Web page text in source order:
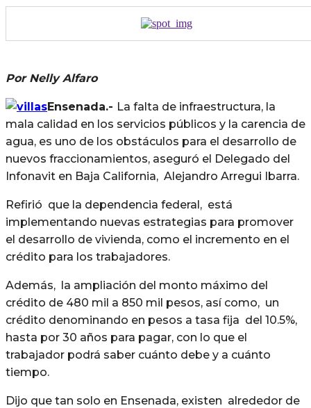
Por Nelly Alfaro
Ensenada.- La falta de infraestructura, la
mala calidad en los servicios públicos y la carencia de
agua, es uno de los obstáculos para el desarrollo de
nuevos fraccionamientos, aseguró el Delegado del
Infonavit en Baja California, Alejandro Arregui Ibarra.
Refirió que la dependencia federal, está
implementando nuevas estrategias para promover
el desarrollo de vivienda, como el incremento en el
crédito para los trabajadores.
Además, la ampliación del monto máximo del
crédito de 480 mil a 850 mil pesos, así como, un
crédito denominando en pesos a tasa fija del 10.5%,
hasta por 30 años para pagar, con lo que el
trabajador podrá saber cuánto debe y a cuánto
tiempo.
Dijo que tan solo en Ensenada, existen alrededor de